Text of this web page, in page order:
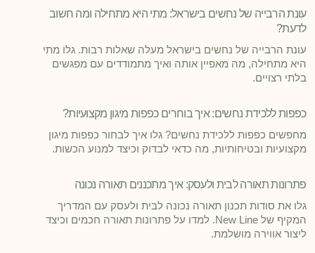
עונת הרבייה של נחשים בישראל: מתי היא מתחילה ומה חשוב
לדעת?
עונת הרבייה של נחשים בישראל מעלה שאלות רבות. גלו מתי
היא מתחילה, מה מאפיין אותה ואיך מתמודדים עם מפגשים
בלתי רצויים.
כפפות ללכידת נחשים: איך בוחרים כפפות מיגון מקצועיות?
מחפשים כפפות ללכידת נחשים? גלו איך לבחור כפפות מיגון
מקצועיות ובטיחותיות, מה כדאי לבדוק וכיצד למנוע הכשות.
פתרונות תאורה לבית ולעסק: איך מתכננים תאורה נכונה
גלו את סודות תכנון תאורה נכונה לבית ולעסק עם המדריך
המקיף של New Line. למדו על פתרונות תאורה חכמים וכיצד
ליצור אווירה מושלמת.